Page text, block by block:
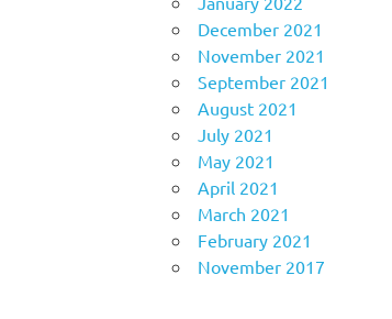
December 2021
November 2021
September 2021
August 2021
July 2021
May 2021
April 2021
March 2021
February 2021
November 2017